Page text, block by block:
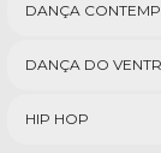
DANÇA
DANÇA DO
HIP HOP